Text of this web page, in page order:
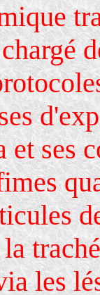
ses
les